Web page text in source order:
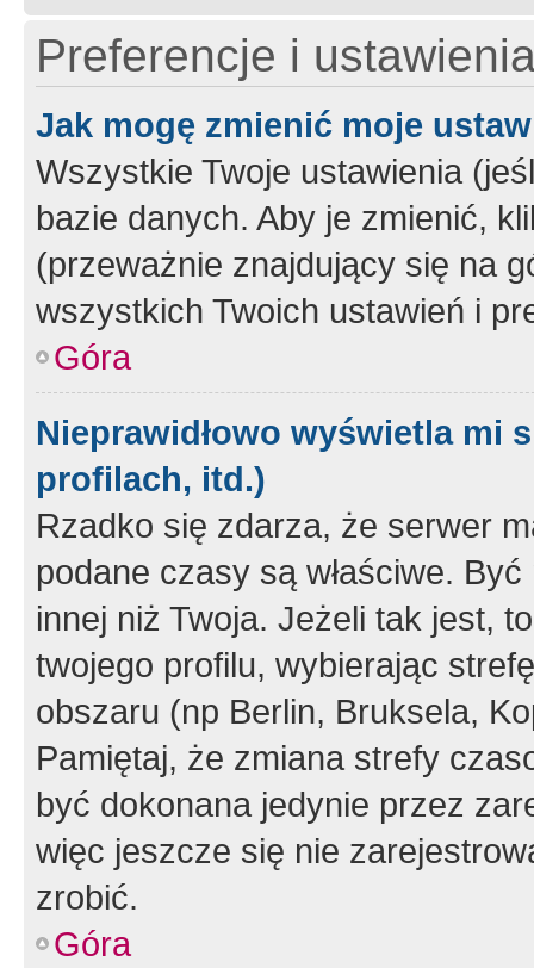
Preferencje i
Jak mogę zmienić moje
Wszystkie Twoje ustawienia
bazie danych. Aby je zmienić,
(przeważnie znajdujący się na
wszystkich Twoich ustawień i
Góra
Nieprawidłowo wyświetla mi
profilach, itd.)
Rzadko się zdarza, że serwer
podane czasy są właściwe.
innej niż Twoja. Jeżeli tak jest,
twojego profilu, wybierając
obszaru (np Berlin, Bruksela,
Pamiętaj, że zmiana strefy
być dokonana jedynie przez
więc jeszcze się nie
zrobić.
Góra